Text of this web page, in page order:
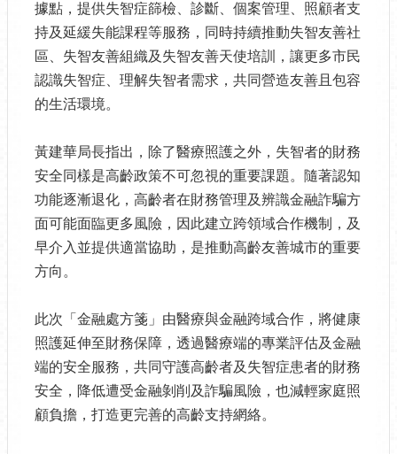
據點，提供失智症篩檢、診斷、個案管理、照顧者支
持及延緩失能課程等服務，同時持續推動失智友善社
區、失智友善組織及失智友善天使培訓，讓更多市民
認識失智症、理解失智者需求，共同營造友善且包容
的生活環境。
黃建華局長指出，除了醫療照護之外，失智者的財務
安全同樣是高齡政策不可忽視的重要課題。隨著認知
功能逐漸退化，高齡者在財務管理及辨識金融詐騙方
面可能面臨更多風險，因此建立跨領域合作機制，及
早介入並提供適當協助，是推動高齡友善城市的重要
方向。
此次「金融處方箋」由醫療與金融跨域合作，將健康
照護延伸至財務保障，透過醫療端的專業評估及金融
端的安全服務，共同守護高齡者及失智症患者的財務
安全，降低遭受金融剝削及詐騙風險，也減輕家庭照
顧負擔，打造更完善的高齡支持網絡。